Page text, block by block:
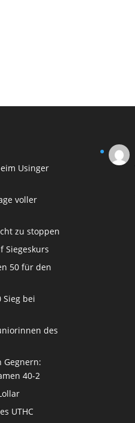
Usinger
voller
zu stoppen
Siegeskurs
50 für den
Sieg bei
des
Gegnern:
40-2
UTHC